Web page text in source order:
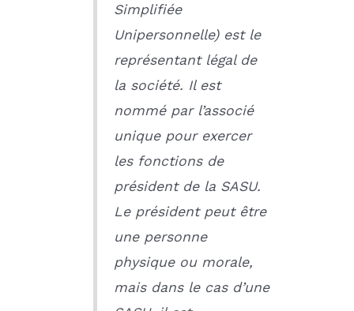
Simplifiée
Unipersonnelle) est le
représentant légal de
la société. Il est
nommé par l’associé
unique pour exercer
les fonctions de
président de la SASU.
Le président peut être
une personne
physique ou morale,
mais dans le cas d’une